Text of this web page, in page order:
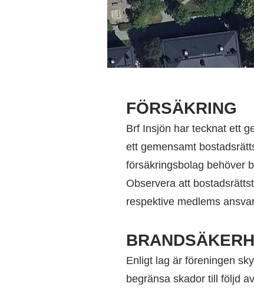
FÖRSÄKRING
Brf Insjön har tecknat ett
ett gemensamt
försäkringsbolag behöver
Observera att
respektive medlems
Enligt lag är föreningen
begränsa skador till följd